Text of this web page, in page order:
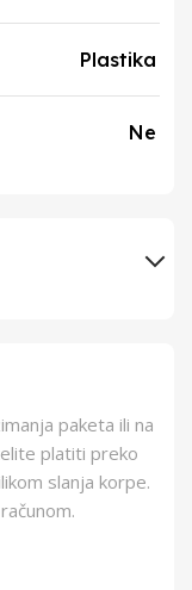
Plastika
Ne
Kina
paketa ili na
platiti preko
slanja korpe.